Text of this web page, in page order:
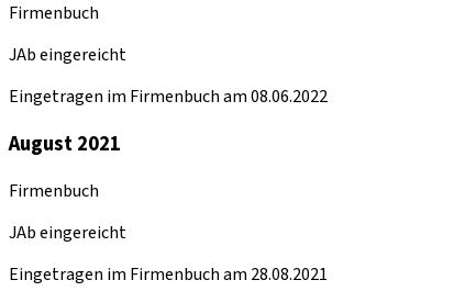
Firmenbuch
JAb eingereicht
Eingetragen im Firmenbuch am 08.06.2022
August 2021
Firmenbuch
JAb eingereicht
Eingetragen im Firmenbuch am 28.08.2021